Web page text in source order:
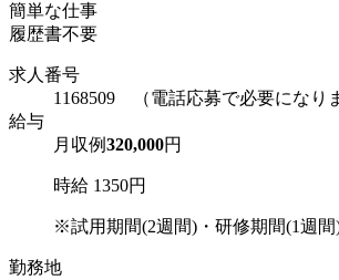
簡単な仕事
履歴書不要
求人番号
1168509 （電話応募で必要になり
給与
月収例320,000円
時給 1350円
※試用期間(2週間)・研修期間(1週
勤務地